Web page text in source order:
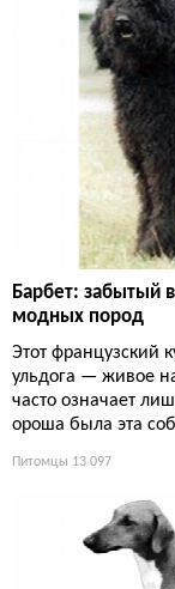
Барбет: забытый
модных пород
Этот французский
ульдога — живое
часто означает
ороша была эта
Питомцы 13 097